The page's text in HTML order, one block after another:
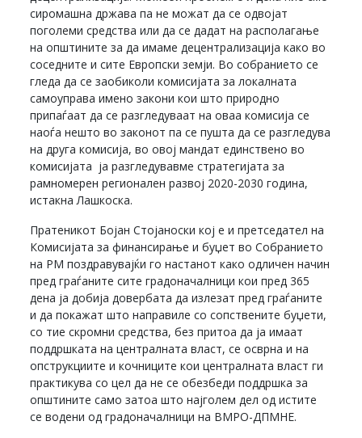
сиромашна држава па не можат да се одвојат
поголеми средства или да се дадат на располагање
на општините за да имаме децентрализација како во
соседните и сите Европски земји. Во собранието се
гледа да се заобиколи комисијата за локалната
самоуправа имено закони кои што природно
припаѓаат да се разгледуваат на оваа комисија се
наоѓа нешто во законот па се пушта да се разгледува
на друга комисија, во овој мандат единствено во
комисијата ја разгледувавме стратегијата за
рамномерен регионален развој 2020-2030 година,
истакна Лашкоска.
Пратеникот Бојан Стојаноски кој е и претседател на
Комисијата за финансирање и буџет во Собранието
на РМ поздравувајќи го настанот како одличен начин
пред граѓаните сите градоначалници кои пред 365
дена ја добија довербата да излезат пред граѓаните
и да покажат што направиле со сопствените буџети,
со тие скромни средства, без притоа да ја имаат
поддршката на централната власт, се осврна и на
опструкциите и кочниците кои централната власт ги
практикува со цел да не се обезбеди поддршка за
општините само затоа што најголем дел од истите
се водени од градоначалници на ВМРО-ДПМНЕ.